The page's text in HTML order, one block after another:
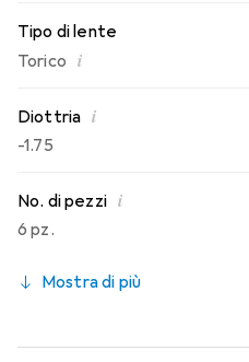
Tipo di lente
Torico i
Diottria i
-1.75
No. di pezzi i
6 pz.
Mostra di più